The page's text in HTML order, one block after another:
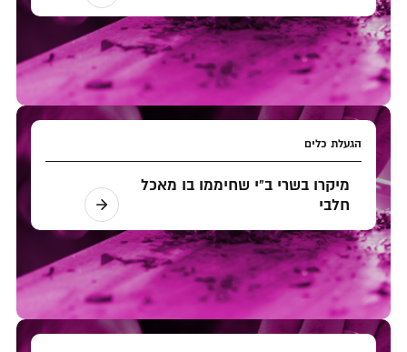
הגעלת כלים
מיקרו בשרי ב"י שחיממו בו מאכל
חלבי